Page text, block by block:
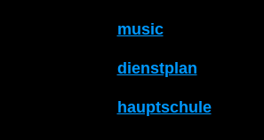
music
dienstplan
hauptschule